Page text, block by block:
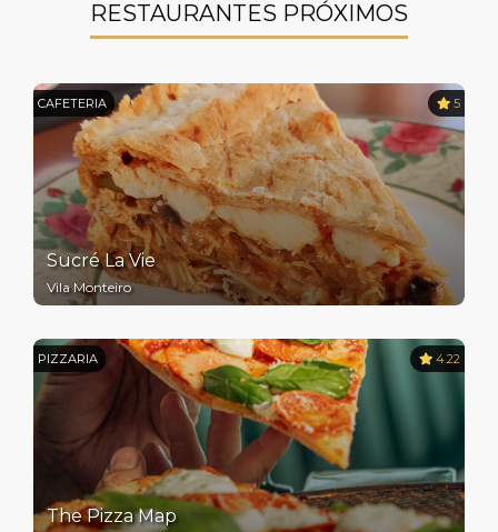
RESTAURANTES PRÓXIMOS
CAFETERIA 5
Sucré La Vie
Vila Monteiro
PIZZARIA 4.22
The Pizza Map